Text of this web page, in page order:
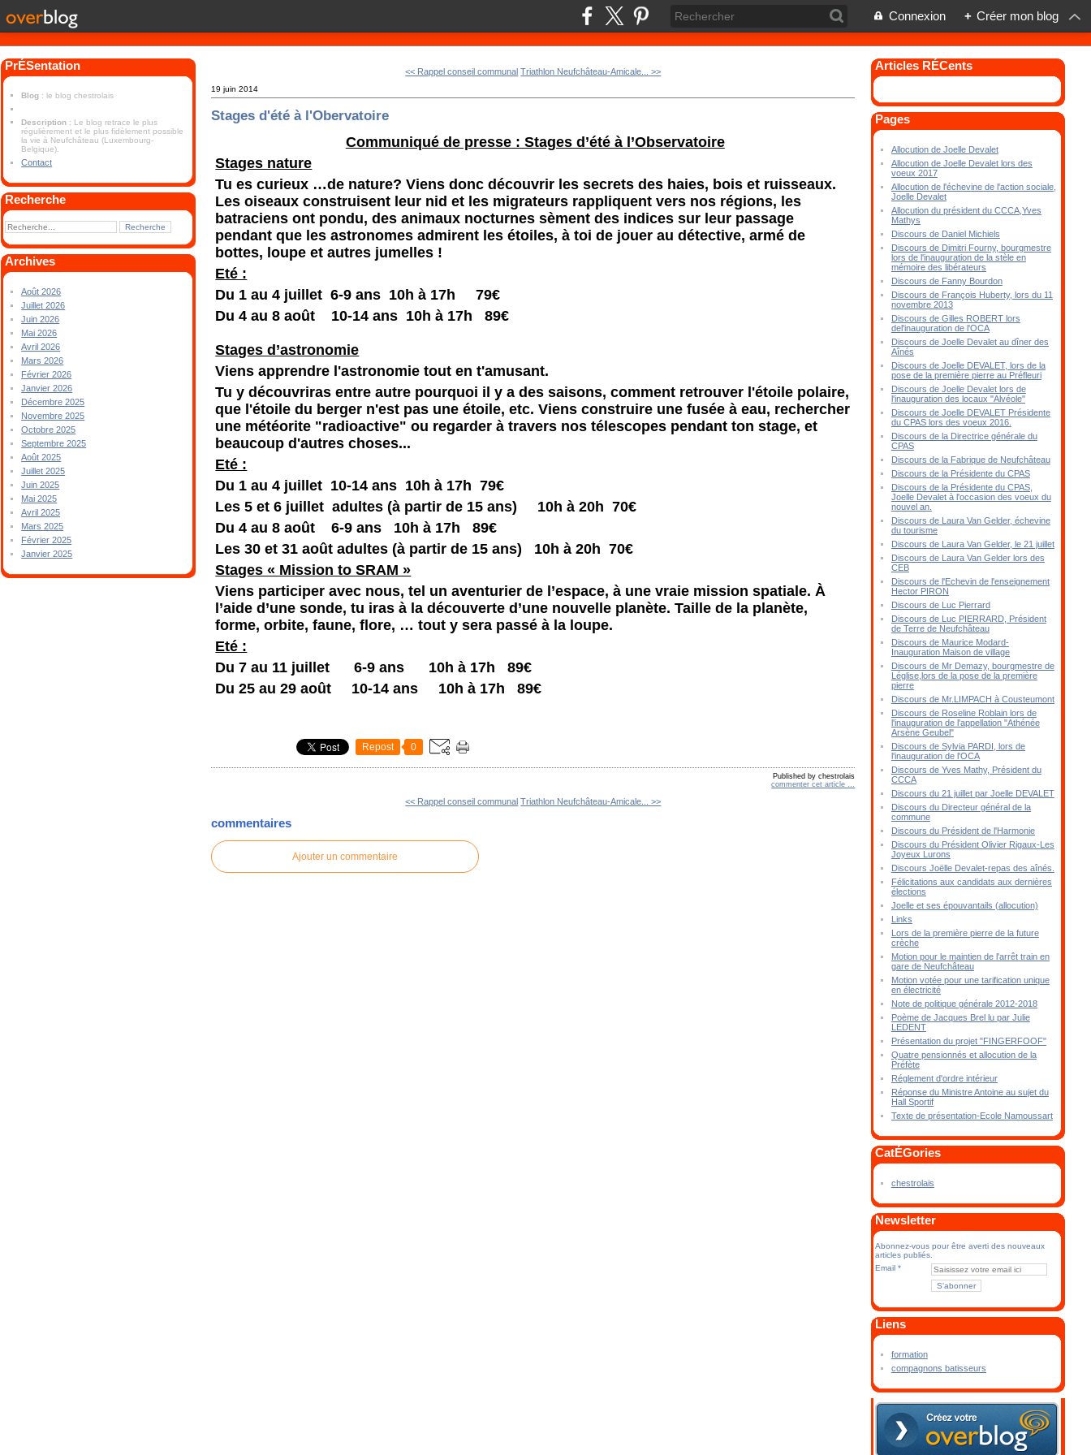
Connexion + Créer mon blog
PrÉSentation
Blog : le blog chestrolais
Description : Le blog retrace le plus
régulièrement et le plus fidèlement possible
la vie à Neufchâteau (Luxembourg-
Belgique).
Contact
Recherche
Archives
Août 2026
Juillet 2026
Juin 2026
Mai 2026
Avril 2026
Mars 2026
Février 2026
Janvier 2026
Décembre 2025
Novembre 2025
Octobre 2025
Septembre 2025
Août 2025
Juillet 2025
Juin 2025
Mai 2025
Avril 2025
Mars 2025
Février 2025
Janvier 2025
<< Rappel conseil communal Triathlon Neufchâteau-Amicale... >>
19 juin 2014
Stages d'été à l'Obervatoire
Communiqué de presse : Stages d’été à l’Observatoire
Stages nature
Tu es curieux …de nature? Viens donc découvrir les secrets des haies, bois et ruisseaux.
Les oiseaux construisent leur nid et les migrateurs rappliquent vers nos régions, les
batraciens ont pondu, des animaux nocturnes sèment des indices sur leur passage
pendant que les astronomes admirent les étoiles, à toi de jouer au détective, armé de
bottes, loupe et autres jumelles !
Eté :
Du 1 au 4 juillet 6-9 ans 10h à 17h 79€
Du 4 au 8 août 10-14 ans 10h à 17h 89€
Stages d’astronomie
Viens apprendre l'astronomie tout en t'amusant.
Tu y découvriras entre autre pourquoi il y a des saisons, comment retrouver l'étoile polaire,
que l'étoile du berger n'est pas une étoile, etc. Viens construire une fusée à eau, rechercher
une météorite "radioactive" ou regarder à travers nos télescopes pendant ton stage, et
beaucoup d'autres choses...
Eté :
Du 1 au 4 juillet 10-14 ans 10h à 17h 79€
Les 5 et 6 juillet adultes (à partir de 15 ans) 10h à 20h 70€
Du 4 au 8 août 6-9 ans 10h à 17h 89€
Les 30 et 31 août adultes (à partir de 15 ans) 10h à 20h 70€
Stages « Mission to SRAM »
Viens participer avec nous, tel un aventurier de l’espace, à une vraie mission spatiale. À
l’aide d’une sonde, tu iras à la découverte d’une nouvelle planète. Taille de la planète,
forme, orbite, faune, flore, … tout y sera passé à la loupe.
Eté :
Du 7 au 11 juillet 6-9 ans 10h à 17h 89€
Du 25 au 29 août 10-14 ans 10h à 17h 89€
Repost 0
Published by chestrolais
commenter cet article
<< Rappel conseil communal Triathlon Neufchâteau-Amicale... >>
commentaires
Ajouter un commentaire
Articles RÉCents
Pages
Allocution de Joelle Devalet
Allocution de Joelle Devalet lors des
voeux 2017
Allocution de l'échevine de l'action sociale,
Joelle Devalet
Allocution du président du CCCA,Yves
Mathys
Discours de Daniel Michiels
Discours de Dimitri Fourny, bourgmestre
lors de l'inauguration de la stèle en
mémoire des libérateurs
Discours de Fanny Bourdon
Discours de François Huberty, lors du 11
novembre 2013
Discours de Gilles ROBERT lors
del'inauguration de l'OCA
Discours de Joelle Devalet au dîner des
Aînés
Discours de Joelle DEVALET, lors de la
pose de la première pierre au Préfleuri
Discours de Joelle Devalet lors de
l'inauguration des locaux "Alvéole"
Discours de Joelle DEVALET Présidente
du CPAS lors des voeux 2016.
Discours de la Directrice générale du
CPAS
Discours de la Fabrique de Neufchâteau
Discours de la Présidente du CPAS
Discours de la Présidente du CPAS,
Joelle Devalet à l'occasion des voeux du
nouvel an.
Discours de Laura Van Gelder, échevine
du tourisme
Discours de Laura Van Gelder, le 21 juillet
Discours de Laura Van Gelder lors des
CEB
Discours de l'Echevin de l'enseignement
Hector PIRON
Discours de Luc Pierrard
Discours de Luc PIERRARD, Président
de Terre de Neufchâteau
Discours de Maurice Modard-
Inauguration Maison de village
Discours de Mr Demazy, bourgmestre de
Léglise,lors de la pose de la première
pierre
Discours de Mr.LIMPACH à Cousteumont
Discours de Roseline Roblain lors de
l'inauguration de l'appellation "Athénée
Arsène Geubel"
Discours de Sylvia PARDI, lors de
l'inauguration de l'OCA
Discours de Yves Mathy, Président du
CCCA
Discours du 21 juillet par Joelle DEVALET
Discours du Directeur général de la
commune
Discours du Président de l'Harmonie
Discours du Président Olivier Rigaux-Les
Joyeux Lurons
Discours Joëlle Devalet-repas des aînés.
Félicitations aux candidats aux dernières
élections
Joelle et ses épouvantails (allocution)
Links
Lors de la première pierre de la future
crèche
Motion pour le maintien de l'arrêt train en
gare de Neufchâteau
Motion votée pour une tarification unique
en électricité
Note de politique générale 2012-2018
Poème de Jacques Brel lu par Julie
LEDENT
Présentation du projet "FINGERFOOF"
Quatre pensionnés et allocution de la
Préfète
Réglement d'ordre intérieur
Réponse du Ministre Antoine au sujet du
Hall Sportif
Texte de présentation-Ecole Namoussart
CatÉGories
chestrolais
Newsletter
Abonnez-vous pour être averti des nouveaux
articles publiés.
Email
Liens
formation
compagnons batisseurs